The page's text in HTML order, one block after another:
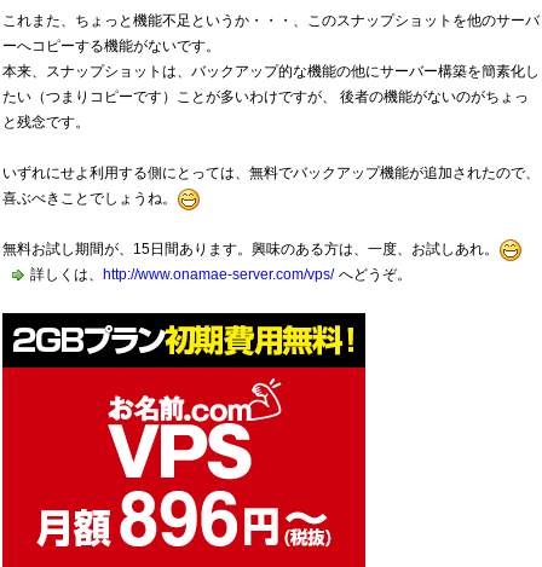
これまた、ちょっと機能不足というか・・・、このスナップショットを他のサーバ
ーへコピーする機能がないです。
本来、スナップショットは、バックアップ的な機能の他にサーバー構築を簡素化し
たい（つまりコピーです）ことが多いわけですが、 後者の機能がないのがちょっ
と残念です。
いずれにせよ利用する側にとっては、無料でバックアップ機能が追加されたので、
喜ぶべきことでしょうね。
無料お試し期間が、15日間あります。興味のある方は、一度、お試しあれ。
詳しくは、 http://www.onamae-server.com/vps/ へどうぞ。